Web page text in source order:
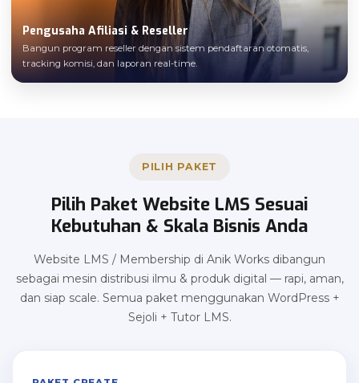
Pengusaha Afiliasi & Reseller
Bangun program reseller dengan sistem pendaftaran otomatis,
tracking komisi, dan laporan real-time.
PILIH PAKET
Pilih Paket Website LMS Sesuai
Kebutuhan & Skala Bisnis Anda
Website LMS / Membership di Anik Works dibangun
sebagai mesin distribusi ilmu & produk digital — rapi, aman,
dan siap scale. Semua paket menggunakan WordPress +
Sejoli + Tutor LMS.